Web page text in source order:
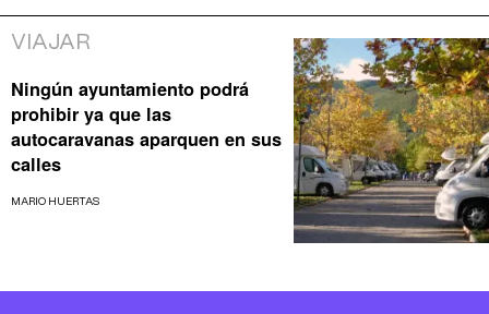
VIAJAR
Ningún ayuntamiento podrá
prohibir ya que las
autocaravanas aparquen en sus
calles
MARIO HUERTAS